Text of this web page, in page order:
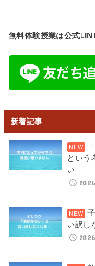
無料体験授業は公式
新着記事
という
い
い訳し